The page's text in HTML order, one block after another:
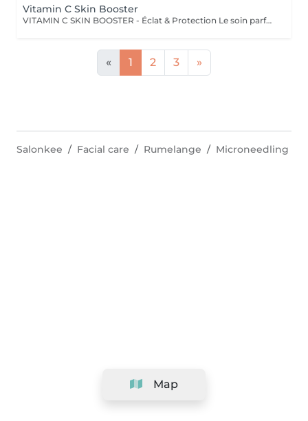
Vitamin C Skin Booster
VITAMIN C SKIN BOOSTER - Éclat & Protection Le soin parfait pour une peau lumineuse, uniforme et revitalisée ! La Vitamine C stabilisée est l'un des actifs les plus puissants pour protéger la peau du stress oxydatif et du vieillissement prématuré. Ce soin unique stimule la production naturelle de collagène, offrant un effet repulpant et un teint éclatant de jeunesse. Comment ça fonctionne ? Après un nettoyage en profondeur, nous appliquons un sérum concentré de Vitamine C pure qui pénètre efficacement grâce à sa formulation avancée. Ce puissant antioxydant neutralise les radicaux libres, illumine la peau et prévient l'apparition des rides et taches pigmentaires. Idéal pour : Les peaux ternes, fatiguées ou stressées Un teint irrégulier ou des signes de fatigue Prévenir le vieillissement cutané et les premiers signes de l'âge Résultats : Une peau plus lumineuse et un teint homogène dès la première séance Une sensation de fraîcheur et de vitalité instantanée Une peau protégée et renforcée contre les agressions extérieures Recommandation : À faire en cure de 4 séances pour un effet prolongé ou en soin coup d'éclat avant un événement spécial.
« 1 2 3 »
Map
Salonkee Facial care Rumelange Microneedling